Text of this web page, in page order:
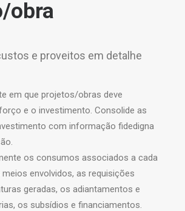
obra
e proveitos em detalhe
em que projetos/obras deve
e o investimento. Consolide as
com informação fidedigna
os consumos associados a cada
envolvidos, as requisições
geradas, os adiantamentos e
os subsídios e financiamentos.